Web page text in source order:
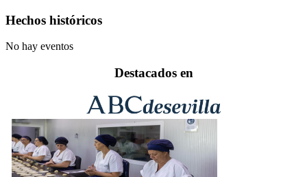
Hechos históricos
No hay eventos
Destacados en